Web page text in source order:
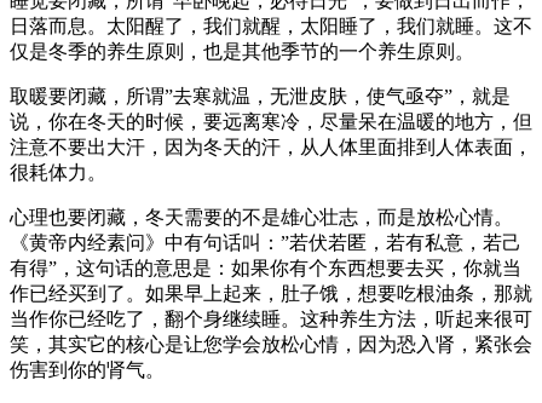
日落而息。太阳醒了，我们就醒，太阳睡了，我们就睡。这不
仅是冬季的养生原则，也是其他季节的一个养生原则。
取暖要闭藏，所谓”去寒就温，无泄皮肤，使气亟夺”，就是
说，你在冬天的时候，要远离寒冷，尽量呆在温暖的地方，但
注意不要出大汗，因为冬天的汗，从人体里面排到人体表面，
很耗体力。
心理也要闭藏，冬天需要的不是雄心壮志，而是放松心情。
《黄帝内经素问》中有句话叫：”若伏若匿，若有私意，若己
有得”，这句话的意思是：如果你有个东西想要去买，你就当
作已经买到了。如果早上起来，肚子饿，想要吃根油条，那就
当作你已经吃了，翻个身继续睡。这种养生方法，听起来很可
笑，其实它的核心是让您学会放松心情，因为恐入肾，紧张会
伤害到你的肾气。